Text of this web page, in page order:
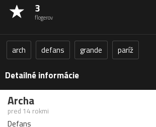
3
flogerov
arch defans grande paríž
Detailné informácie
Archa
pred 14 rokmi
Defans